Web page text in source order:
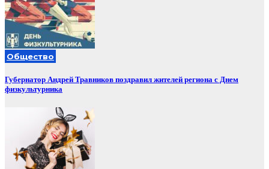
Общество
Губернатор Андрей Травников поздравил жителей региона с Днем
физкультурника